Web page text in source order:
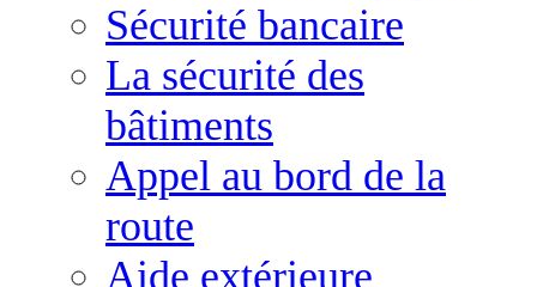
Sécurité bancaire
La sécurité des
bâtiments
Appel au bord de la
route
Aide extérieure